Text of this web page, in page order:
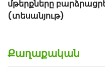
մթերքները
(տեսանյութ)
Քաղաքական